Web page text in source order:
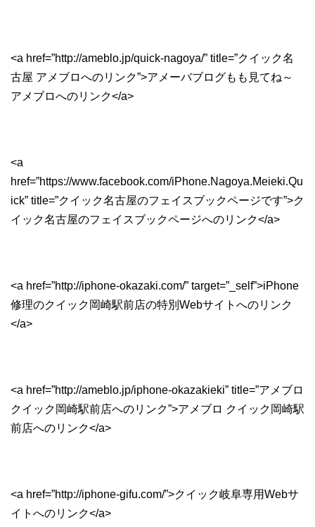
<a href=”http://ameblo.jp/quick-nagoya/” title=”クイック名
古屋 アメブロへのリンク”>アメーバブログもも見てね～
アメブロへのリンク</a>
<a
href=”https://www.facebook.com/iPhone.Nagoya.Meieki.Qu
ick” title=”クイック名古屋のフェイスブックページです”>ク
イック名古屋のフェイスブックページへのリンク</a>
<a href=”http://iphone-okazaki.com/” target=”_self”>iPhone
修理のクイック岡崎駅前店の特別Webサイトへのリンク
</a>
<a href=”http://ameblo.jp/iphone-okazakieki” title=”アメブロ
クイック岡崎駅前店へのリンク”>アメブロ クイック岡崎駅
前店へのリンク</a>
<a href=”http://iphone-gifu.com/”>クイック岐阜専用Webサ
イトへのリンク</a>